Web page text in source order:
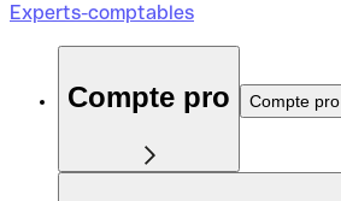
Experts-comptables
Compte pro Compte pro